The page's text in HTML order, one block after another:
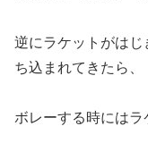
逆にラケットがは
ち込まれてきたら、
ボレーする時にはラ